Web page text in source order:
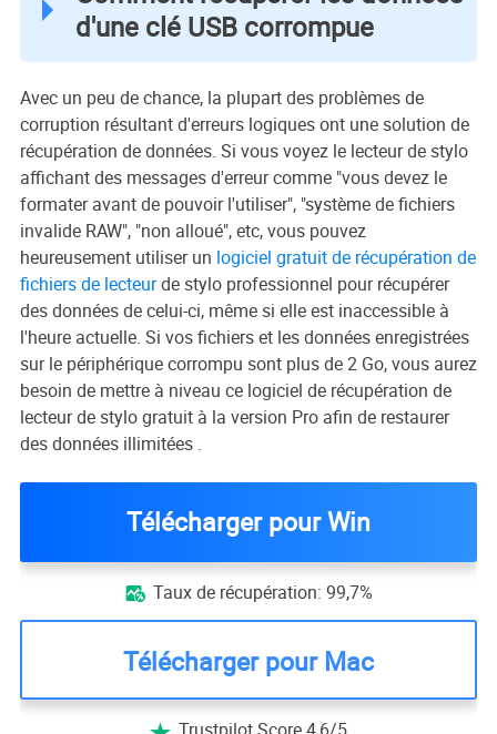
d'une clé USB corrompue
Avec un peu de chance, la plupart des problèmes de
corruption résultant d'erreurs logiques ont une solution de
récupération de données. Si vous voyez le lecteur de stylo
affichant des messages d'erreur comme "vous devez le
formater avant de pouvoir l'utiliser", "système de fichiers
invalide RAW", "non alloué", etc, vous pouvez
heureusement utiliser un logiciel gratuit de récupération de
fichiers de lecteurde stylo professionnel pour récupérer
des données de celui-ci, même si elle est inaccessible à
l'heure actuelle. Si vos fichiers et les données enregistrées
sur le périphérique corrompu sont plus de 2 Go, vous aurez
besoin de mettre à niveau ce logiciel de récupération de
lecteur de stylo gratuit à la version Pro afin de restaurer
des données illimitées .
Télécharger pour Win
 Taux de récupération: 99,7%
Télécharger pour Mac